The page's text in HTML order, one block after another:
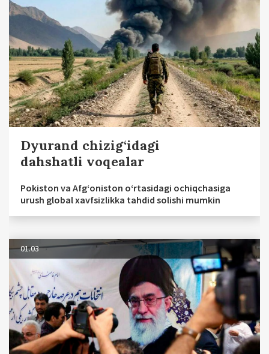
Dyurand chizig‘idagi
dahshatli voqealar
Pokiston va Afg‘oniston o‘rtasidagi ochiqchasiga
urush global xavfsizlikka tahdid solishi mumkin
01.03